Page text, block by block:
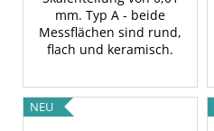
mm. Typ A - beide
Messflächen sind rund,
flach und keramisch.
NEU